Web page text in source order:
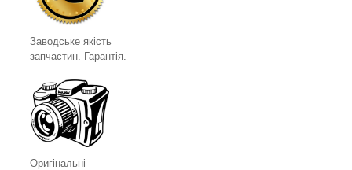
Заводське якість
запчастин. Гарантія.
Оригінальні